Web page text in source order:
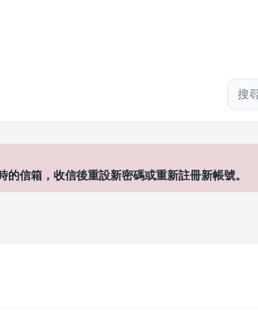
信箱，收信後重設新密碼或重新註冊新帳號。